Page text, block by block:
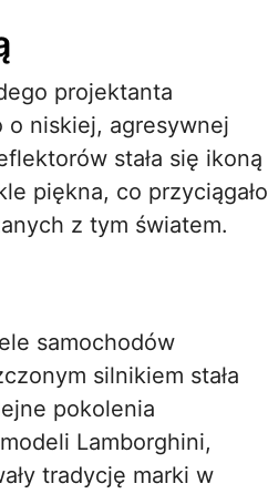
projektanta
niskiej, agresywnej
stała się ikoną
piękna, co przyciągało
z tym światem.
samochodów
silnikiem stała
pokolenia
Lamborghini,
tradycję marki w